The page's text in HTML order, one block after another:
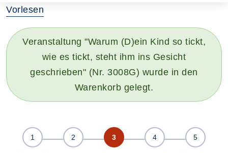
Vorlesen
Veranstaltung "Warum (D)ein Kind so tickt,
wie es tickt, steht ihm ins Gesicht
geschrieben" (Nr. 3008G) wurde in den
Warenkorb gelegt.